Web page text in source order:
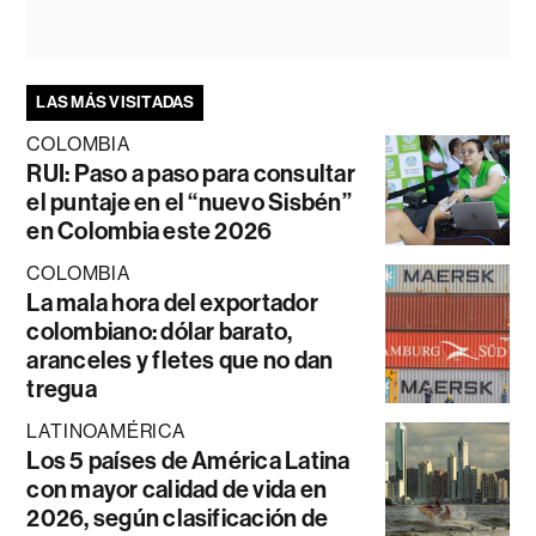
LAS MÁS VISITADAS
COLOMBIA
RUI: Paso a paso para consultar
el puntaje en el “nuevo Sisbén”
en Colombia este 2026
COLOMBIA
La mala hora del exportador
colombiano: dólar barato,
aranceles y fletes que no dan
tregua
LATINOAMÉRICA
Los 5 países de América Latina
con mayor calidad de vida en
2026, según clasificación de